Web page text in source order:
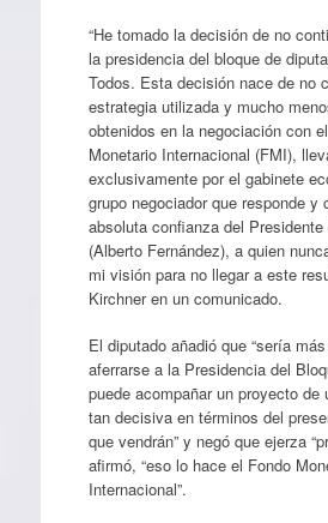
“He tomado la decisión de no
la presidencia del bloque de
Todos. Esta decisión nace de no
estrategia utilizada y mucho
obtenidos en la negociación con
Monetario Internacional (FMI),
exclusivamente por el gabinete
grupo negociador que responde y
absoluta confianza del
(Alberto Fernández), a quien
mi visión para no llegar a este
Kirchner en un comunicado.
El diputado añadió que “sería
aferrarse a la Presidencia del
puede acompañar un proyecto de
tan decisiva en términos del
que vendrán” y negó que ejerza
afirmó, “eso lo hace el Fondo
Internacional”.